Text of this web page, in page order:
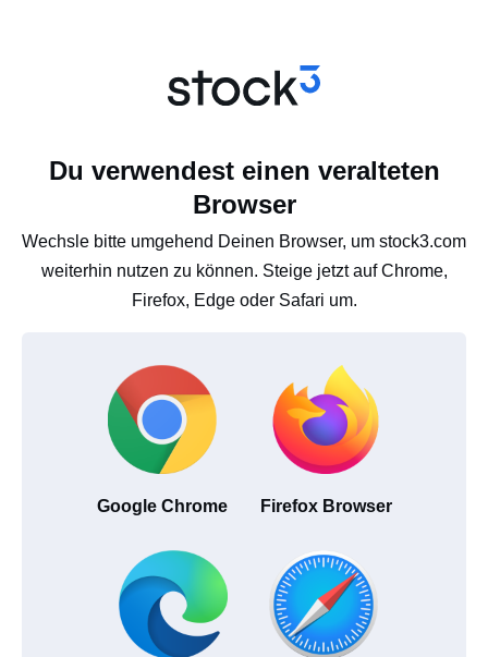
Du verwendest einen veralteten
Browser
Wechsle bitte umgehend Deinen Browser, um stock3.com
weiterhin nutzen zu können. Steige jetzt auf Chrome,
Firefox, Edge oder Safari um.
Google Chrome Firefox Browser